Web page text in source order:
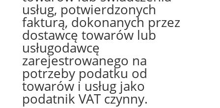
usług, potwierdzonych
fakturą, dokonanych przez
dostawcę towarów lub
usługodawcę
zarejestrowanego na
potrzeby podatku od
towarów i usług jako
podatnik VAT czynny.